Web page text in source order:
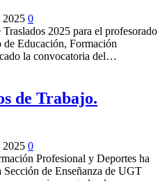
2025 0
2025 para el profesorado
Educación, Formación
la convocatoria del…
de Trabajo.
2025 0
Profesional y Deportes ha
Sección de Enseñanza de UGT